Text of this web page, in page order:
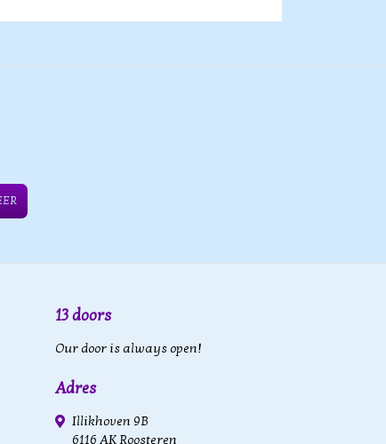
13 doors
Our door is always open!
Adres
Illikhoven 9B
6116 AK Roosteren